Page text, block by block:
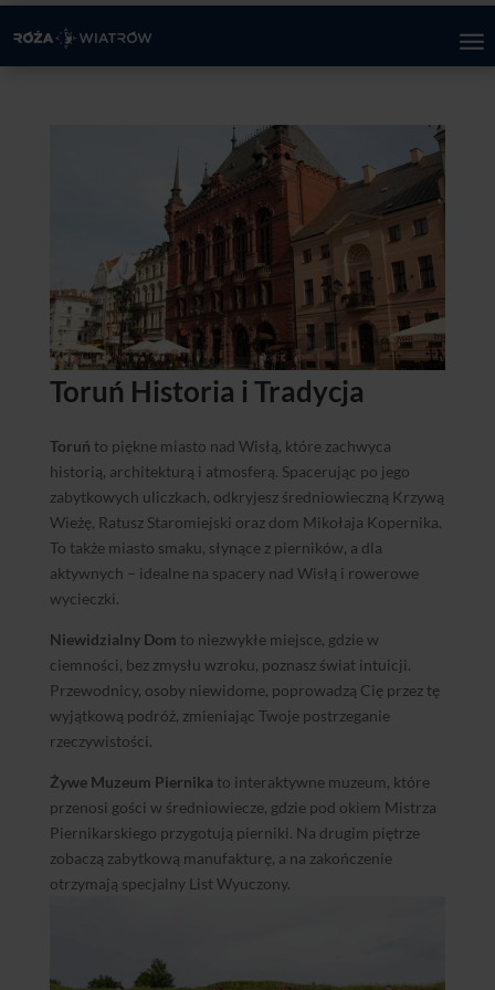
Toruń Historia i Tradycja
Toruń to piękne miasto nad Wisłą, które zachwyca
historią, architekturą i atmosferą. Spacerując po jego
zabytkowych uliczkach, odkryjesz średniowieczną Krzywą
Wieżę, Ratusz Staromiejski oraz dom Mikołaja Kopernika.
To także miasto smaku, słynące z pierników, a dla
aktywnych – idealne na spacery nad Wisłą i rowerowe
wycieczki.
Niewidzialny Dom to niezwykłe miejsce, gdzie w
ciemności, bez zmysłu wzroku, poznasz świat intuicji.
Przewodnicy, osoby niewidome, poprowadzą Cię przez tę
wyjątkową podróż, zmieniając Twoje postrzeganie
rzeczywistości.
Żywe Muzeum Piernika to interaktywne muzeum, które
przenosi gości w średniowiecze, gdzie pod okiem Mistrza
Piernikarskiego przygotują pierniki. Na drugim piętrze
zobaczą zabytkową manufakturę, a na zakończenie
otrzymają specjalny List Wyuczony.